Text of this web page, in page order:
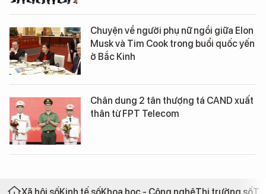
Chuyện về người phụ nữ ngồi giữa Elon
Musk và Tim Cook trong buổi quốc yến
ở Bắc Kinh
Chân dung 2 tân thượng tá CAND xuất
thân từ FPT Telecom